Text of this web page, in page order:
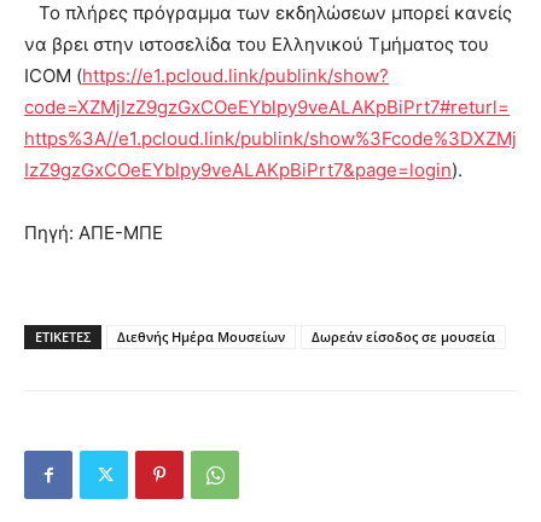
Το πλήρες πρόγραμμα των εκδηλώσεων μπορεί κανείς
να βρει στην ιστοσελίδα του Ελληνικού Τμήματος του
ICOM (https://e1.pcloud.link/publink/show?
code=XZMjIzZ9gzGxCOeEYblpy9veALAKpBiPrt7#returl=
https%3A//e1.pcloud.link/publink/show%3Fcode%3DXZMj
IzZ9gzGxCOeEYblpy9veALAKpBiPrt7&page=login).
Πηγή: ΑΠΕ-ΜΠΕ
ΕΤΙΚΕΤΕΣ Διεθνής Ημέρα Μουσείων Δωρεάν είσοδος σε μουσεία